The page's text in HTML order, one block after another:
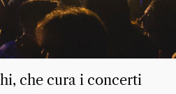
che cura i concerti